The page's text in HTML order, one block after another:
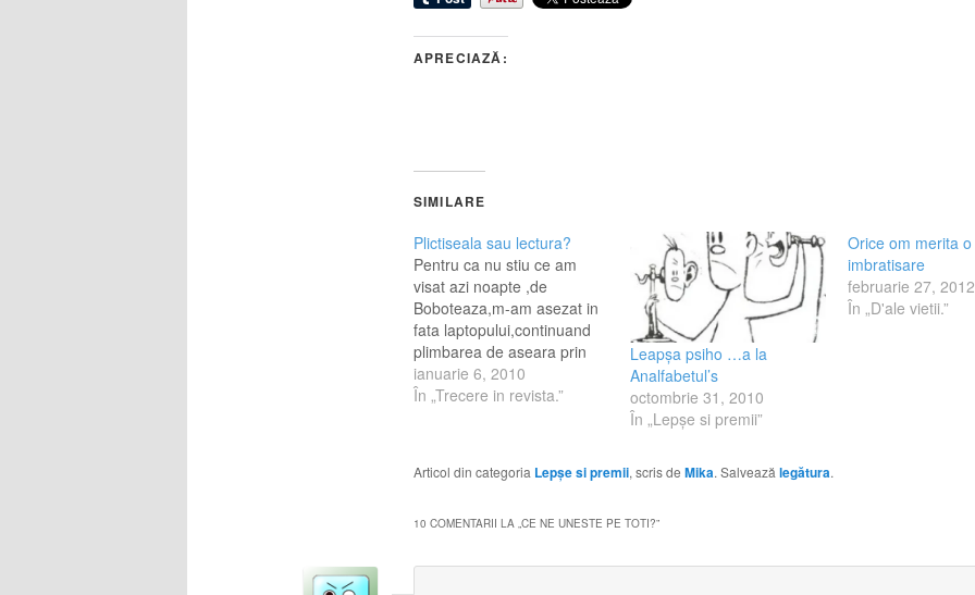
APRECIAZĂ:
SIMILARE
Plictiseala sau lectura?
Pentru ca nu stiu ce am
visat azi noapte ,de
Boboteaza,m-am asezat in
fata laptopului,continuand
plimbarea de aseara prin
aceasta lume a blogaritului
.De la ce ne uneste pe toti,
cate o criptogramacat mai
am…
ianuarie 6, 2010
În „Trecere in revista.”
Leapșa psiho …a la
Analfabetul’s
octombrie 31, 2010
În „Lepşe si premii”
Orice om merita o
imbratisare
februarie 27, 2012
În „D'ale vietii.”
Articol din categoria Lepşe si premii, scris de Mika. Salvează legătura.
10 COMENTARII LA „ CE NE UNESTE PE TOTI?”